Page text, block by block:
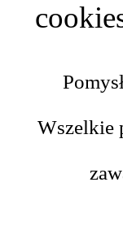
Wszelkie